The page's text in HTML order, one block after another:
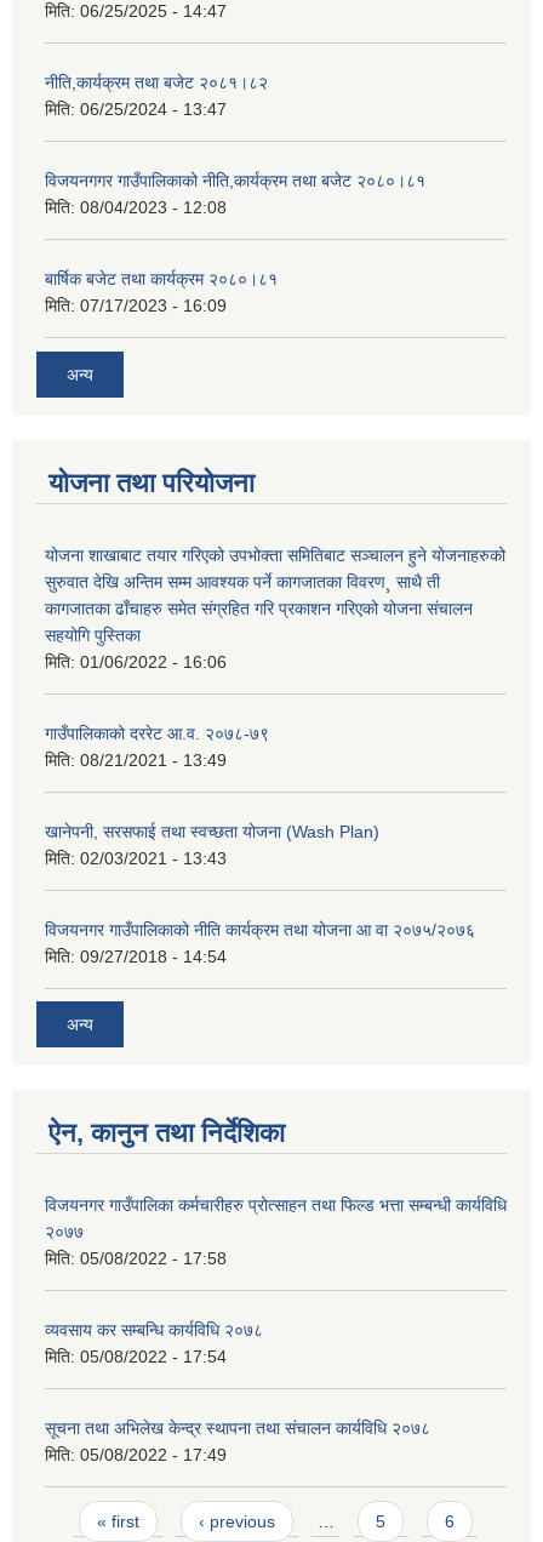
मिति: 06/25/2025 - 14:47
नीति,कार्यक्रम तथा बजेट २०८१।८२
मिति: 06/25/2024 - 13:47
विजयनगगर गाउँपालिकाको नीति,कार्यक्रम तथा बजेट २०८०।८१
मिति: 08/04/2023 - 12:08
बार्षिक बजेट तथा कार्यक्रम २०८०।८१
मिति: 07/17/2023 - 16:09
अन्य
योजना तथा परियोजना
योजना शाखाबाट तयार गरिएको उपभोक्ता समितिबाट सञ्चालन हुने योजनाहरुको
सुरुवात देखि अन्तिम सम्म आवश्यक पर्ने कागजातका विवरण¸ साथै ती
कागजातका ढाँचाहरु समेत संग्रहित गरि प्रकाशन गरिएको योजना संचालन
सहयोगि पुस्तिका
मिति: 01/06/2022 - 16:06
गाउँपालिकाको दररेट आ.व. २०७८-७९
मिति: 08/21/2021 - 13:49
खानेपनी, सरसफाई तथा स्वच्छता योजना (Wash Plan)
मिति: 02/03/2021 - 13:43
विजयनगर गाउँपालिकाको नीति कार्यक्रम तथा योजना आ वा २०७५/२०७६
मिति: 09/27/2018 - 14:54
अन्य
ऐन, कानुन तथा निर्देशिका
विजयनगर गाउँपालिका कर्मचारीहरु प्रोत्साहन तथा फिल्ड भत्ता सम्बन्धी कार्यविधि
२०७७
मिति: 05/08/2022 - 17:58
व्यवसाय कर सम्बन्धि कार्यविधि २०७८
मिति: 05/08/2022 - 17:54
सूचना तथा अभिलेख केन्द्र स्थापना तथा संचालन कार्यविधि २०७८
मिति: 05/08/2022 - 17:49
Pages
« first ‹ previous 5 6